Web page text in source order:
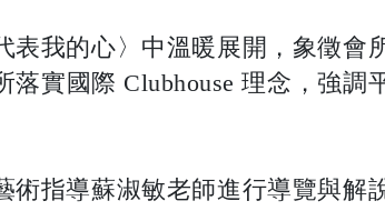
我的心〉中溫暖展開，象徵
實國際 Clubhouse 理念，強
指導蘇淑敏老師進行導覽與